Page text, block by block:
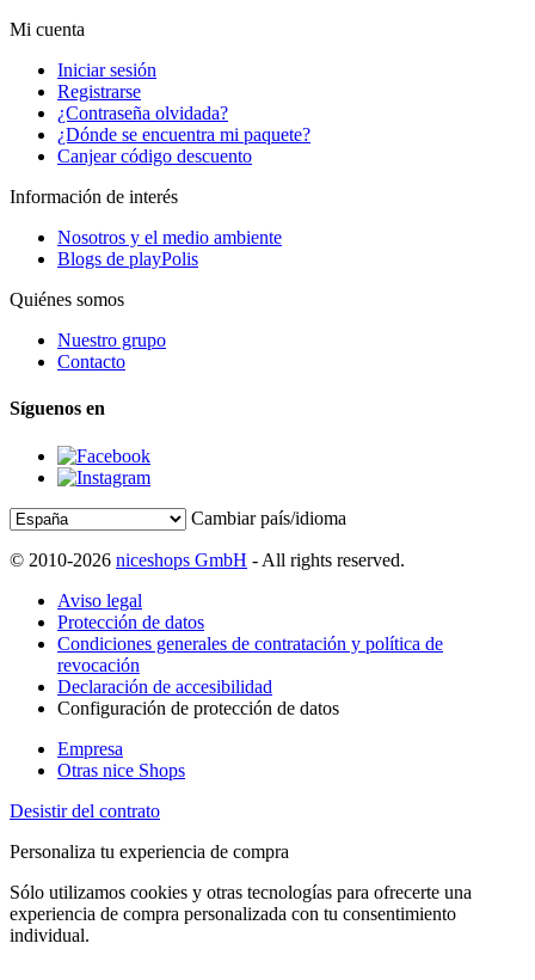
Mi cuenta
Iniciar sesión
Registrarse
¿Contraseña olvidada?
¿Dónde se encuentra mi paquete?
Canjear código descuento
Información de interés
Nosotros y el medio ambiente
Blogs de playPolis
Quiénes somos
Nuestro grupo
Contacto
Síguenos en
Cambiar país/idioma
© 2010-2026 niceshops GmbH - All rights reserved.
Aviso legal
Protección de datos
Condiciones generales de contratación y política de
revocación
Declaración de accesibilidad
Configuración de protección de datos
Empresa
Otras nice Shops
Desistir del contrato
Personaliza tu experiencia de compra
Sólo utilizamos cookies y otras tecnologías para ofrecerte una
experiencia de compra personalizada con tu consentimiento
individual.